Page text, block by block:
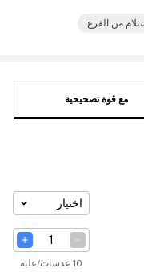
من الفرع
مع قوة تصحيحية
اختيار
10 عدسات/علبة